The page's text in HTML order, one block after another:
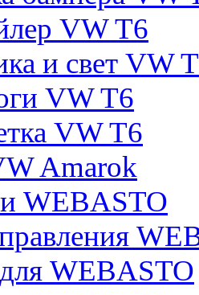
VW T6
и свет VW
VW T6
VW T6
Amarok
WEBASTO
WEBASTO